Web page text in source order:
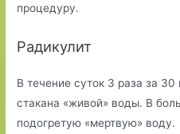
процедуру.
Радикулит
В течение суток 3 раза за
стакана «живой» воды. В
подогретую «мертвую» воду.